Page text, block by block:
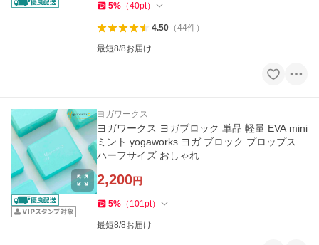
5% （40pt）
4.50（44件）
最短8/8お届け
ヨガワークス
ヨガワークス ヨガブロック 単品 軽量 EVA mini
ミント yogaworks ヨガ ブロック プロップス
ハーフサイズ おしゃれ
2,200円
5% （ 101pt）
最短8/8お届け